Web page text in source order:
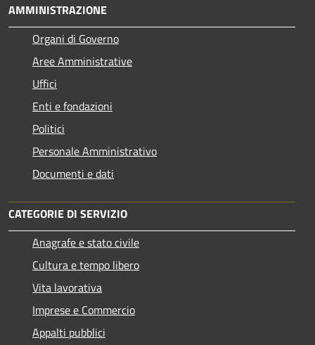
AMMINISTRAZIONE
Organi di Governo
Aree Amministrative
Uffici
Enti e fondazioni
Politici
Personale Amministrativo
Documenti e dati
CATEGORIE DI SERVIZIO
Anagrafe e stato civile
Cultura e tempo libero
Vita lavorativa
Imprese e Commercio
Appalti pubblici